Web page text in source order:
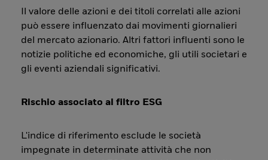
Il valore delle azioni e dei titoli correlati alle azioni
può essere influenzato dai movimenti giornalieri
del mercato azionario. Altri fattori influenti sono le
notizie politiche ed economiche, gli utili societari e
gli eventi aziendali significativi.
Rischio associato al filtro ESG
L'indice di riferimento esclude le società
impegnate in determinate attività che non